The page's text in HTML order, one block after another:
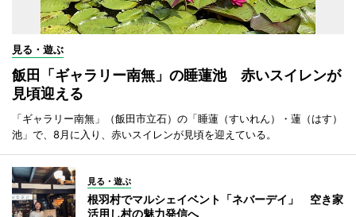
見る・遊ぶ
飯田「ギャラリー南無」の睡蓮池 赤いスイレンが
見頃迎える
「ギャラリー南無」（飯田市立石）の「睡蓮（すいれん）・蓮（はす）
池」で、8月に入り、赤いスイレンが見頃を迎えている。
見る・遊ぶ
根羽村でマルシェイベント「ネバーデイ」 空き家
活用し村の魅力発信へ